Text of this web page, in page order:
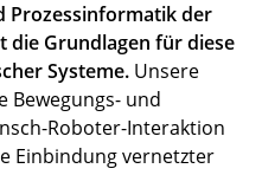
Prozessinformatik der
die Grundlagen für diese
Systeme. Unsere
Bewegungs- und
Roboter-Interaktion
Einbindung vernetzter